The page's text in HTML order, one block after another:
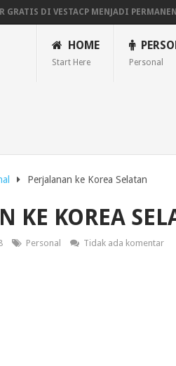
GRATIS DI VESTACP MENJADI
HP PAVILION X360
HOME
Start Here Personal
Perjalanan ke Korea Selatan
KE KOREA
Personal Tidak ada komentar